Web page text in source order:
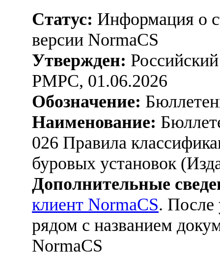
Статус: Информация о
версии NormaCS
Утвержден:
РМРС, 01.06.2026
Обозначение:
Наименование:
026 Правила
буровых установок
Дополнительные
клиент NormaCS. После
рядом с названием
NormaCS